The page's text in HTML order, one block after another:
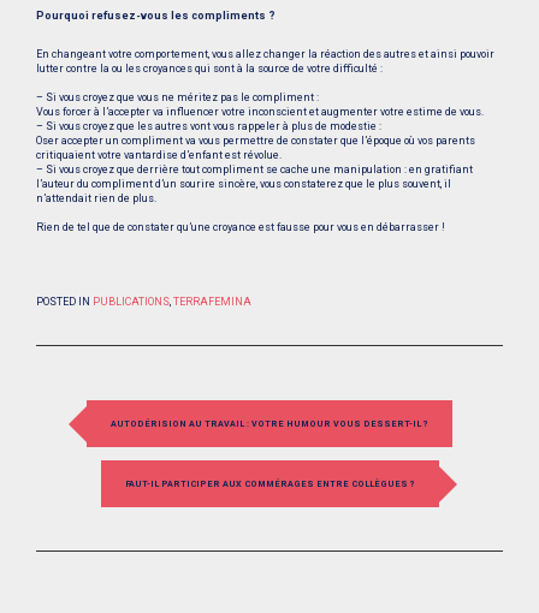
Pourquoi refusez-vous les compliments ?
En changeant votre comportement, vous allez changer la réaction des autres et ainsi pouvoir
lutter contre la ou les croyances qui sont à la source de votre difficulté :
– Si vous croyez que vous ne méritez pas le compliment :
Vous forcer à l’accepter va influencer votre inconscient et augmenter votre estime de vous.
– Si vous croyez que les autres vont vous rappeler à plus de modestie :
Oser accepter un compliment va vous permettre de constater que l’époque où vos parents
critiquaient votre vantardise d’enfant est révolue.
– Si vous croyez que derrière tout compliment se cache une manipulation : en gratifiant
l’auteur du compliment d’un sourire sincère, vous constaterez que le plus souvent, il
n’attendait rien de plus.
Rien de tel que de constater qu’une croyance est fausse pour vous en débarrasser !
POSTED IN PUBLICATIONS, TERRAFEMINA
AUTODÉRISION AU TRAVAIL : VOTRE HUMOUR VOUS DESSERT-IL ?
FAUT-IL PARTICIPER AUX COMMÉRAGES ENTRE COLLÈGUES ?